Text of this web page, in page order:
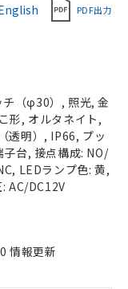
PDF出力
（φ30）, 照光, 金
形, オルタネイト,
透明）, IP66, プッ
台, 接点構成: NO/
LEDランプ色: 黄,
AC/DC12V
情報更新